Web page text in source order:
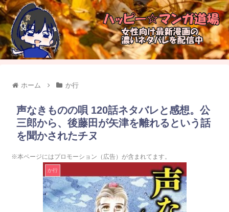
ホーム か行
声なきものの唄 120話ネタバレと感想。公
三郎から、後藤田が矢津を離れるという話
を聞かされたチヌ
※本ページにはプロモーション（広告）が含まれてます。
か行